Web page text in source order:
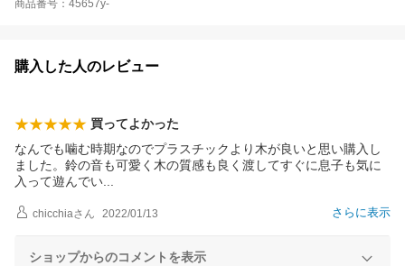
商品番号：45657y-
購入した人のレビュー
買ってよかった
なんでも噛む時期なのでプラスチックより木が良いと思い購入し
ました。鈴の音も可愛く木の質感も良く渡してすぐに息子も気に
入って遊んでい
さらに表示
chicchiaさん 2022/01/13
ショップからのコメントを表示